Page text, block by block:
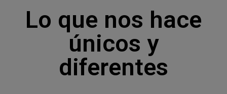
Lo que nos hace
únicos y
diferentes